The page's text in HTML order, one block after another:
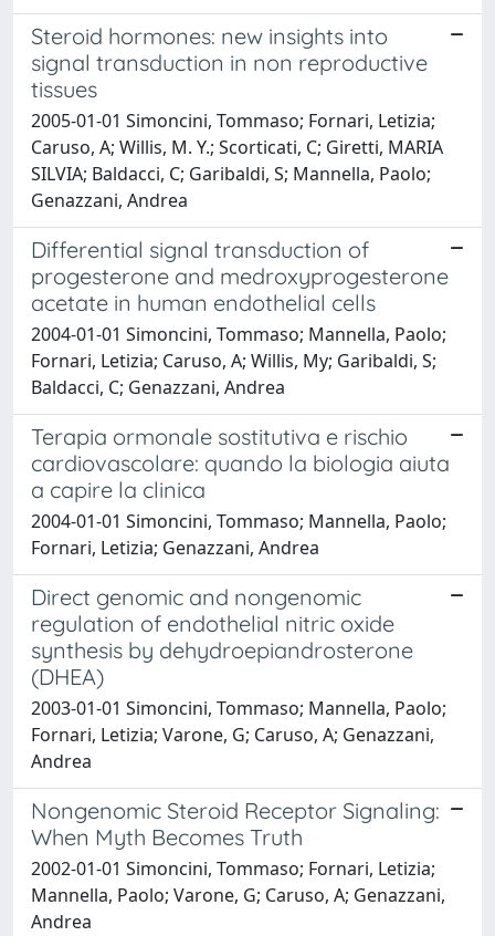
Steroid hormones: new insights into
signal transduction in non reproductive
tissues
2005-01-01 Simoncini, Tommaso; Fornari, Letizia;
Caruso, A; Willis, M. Y.; Scorticati, C; Giretti, MARIA
SILVIA; Baldacci, C; Garibaldi, S; Mannella, Paolo;
Genazzani, Andrea
Differential signal transduction of
progesterone and medroxyprogesterone
acetate in human endothelial cells
2004-01-01 Simoncini, Tommaso; Mannella, Paolo;
Fornari, Letizia; Caruso, A; Willis, My; Garibaldi, S;
Baldacci, C; Genazzani, Andrea
Terapia ormonale sostitutiva e rischio
cardiovascolare: quando la biologia aiuta
a capire la clinica
2004-01-01 Simoncini, Tommaso; Mannella, Paolo;
Fornari, Letizia; Genazzani, Andrea
Direct genomic and nongenomic
regulation of endothelial nitric oxide
synthesis by dehydroepiandrosterone
(DHEA)
2003-01-01 Simoncini, Tommaso; Mannella, Paolo;
Fornari, Letizia; Varone, G; Caruso, A; Genazzani,
Andrea
Nongenomic Steroid Receptor Signaling:
When Myth Becomes Truth
2002-01-01 Simoncini, Tommaso; Fornari, Letizia;
Mannella, Paolo; Varone, G; Caruso, A; Genazzani,
Andrea